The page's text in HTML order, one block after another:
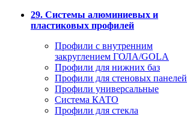
29. Системы алюминиевых и
пластиковых профилей
Профили с внутренним
закруглением ГОЛА/GOLA
Профили для нижних баз
Профили для стеновых панелей
Профили универсальные
Система КАТО
Профили для стекла